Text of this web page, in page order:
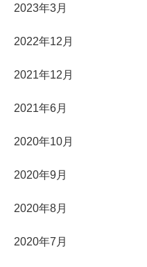
2023年3月
2022年12月
2021年12月
2021年6月
2020年10月
2020年9月
2020年8月
2020年7月